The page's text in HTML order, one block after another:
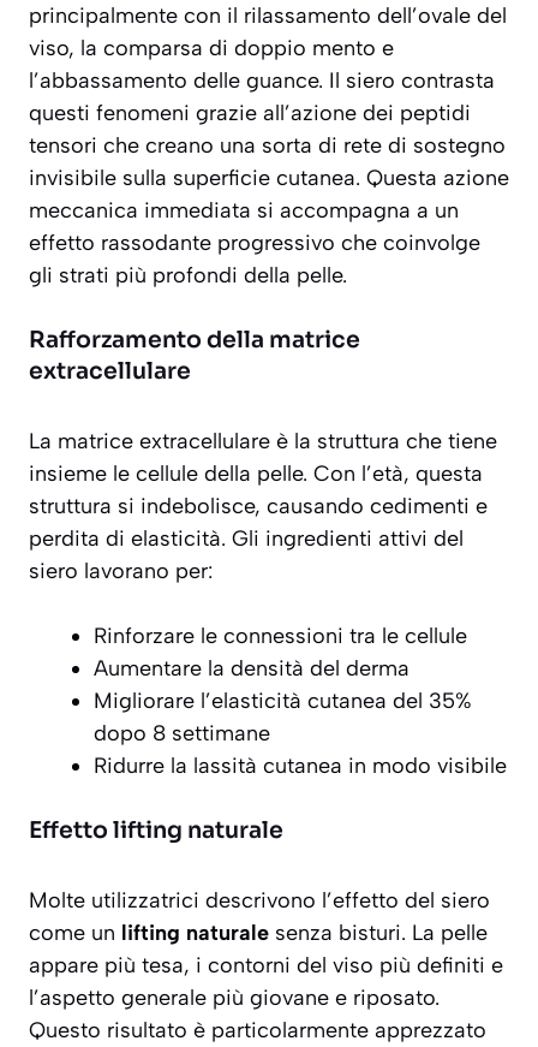
principalmente con il rilassamento dell’ovale del
viso, la comparsa di doppio mento e
l’abbassamento delle guance. Il siero contrasta
questi fenomeni grazie all’azione dei peptidi
tensori che creano una sorta di rete di sostegno
invisibile sulla superficie cutanea. Questa azione
meccanica immediata si accompagna a un
effetto rassodante progressivo che coinvolge
gli strati più profondi della pelle.
Rafforzamento della matrice
extracellulare
La matrice extracellulare è la struttura che tiene
insieme le cellule della pelle. Con l’età, questa
struttura si indebolisce, causando cedimenti e
perdita di elasticità. Gli ingredienti attivi del
siero lavorano per:
Rinforzare le connessioni tra le cellule
Aumentare la densità del derma
Migliorare l’elasticità cutanea del 35%
dopo 8 settimane
Ridurre la lassità cutanea in modo visibile
Effetto lifting naturale
Molte utilizzatrici descrivono l’effetto del siero
come un lifting naturale senza bisturi. La pelle
appare più tesa, i contorni del viso più definiti e
l’aspetto generale più giovane e riposato.
Questo risultato è particolarmente apprezzato